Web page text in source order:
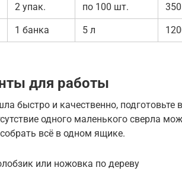
2 упак. по 100 шт.
1 банка 5 л
для работы
быстро и качественно, подготовьте
одного маленького сверла
всё в одном ящике.
или ножовка по дереву